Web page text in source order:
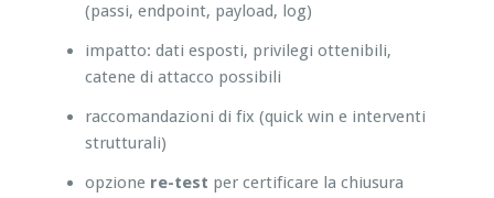
(passi, endpoint, payload, log)
impatto: dati esposti, privilegi ottenibili,
catene di attacco possibili
raccomandazioni di fix (quick win e interventi
strutturali)
opzione re-test per certificare la chiusura